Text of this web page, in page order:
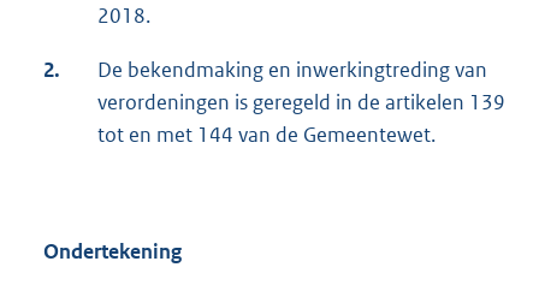
2018.
2.
De bekendmaking en inwerkingtreding van
verordeningen is geregeld in de artikelen 139
tot en met 144 van de Gemeentewet.
Ondertekening